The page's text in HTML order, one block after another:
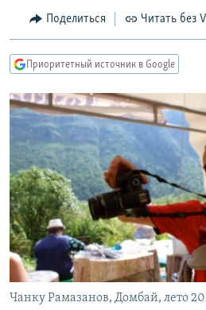
главной
навигации
Вернутся
поиску
КУЛЬТУРА
IDEL.РЕАЛИИ
КАВКАЗ.РЕАЛИИ
СЕВЕР.РЕАЛИИ
СИБИРЬ.РЕАЛИИ
РАСПИСАНИЕ ВЕЩАНИЯ
ПОДПИШИТЕСЬ НА РАССЫЛКУ
СОЦИАЛЬНЫЕ СЕТИ
Поделиться Читать без
Приоритетный источник в Google
Чанку Рамазанов, Домбай, лето